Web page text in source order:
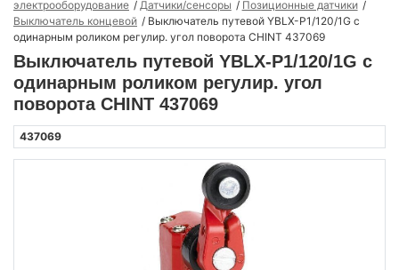
электрооборудование
Датчики/сенсоры
Позиционные датчики
Выключатель концевой
Выключатель путевой YBLX-P1/120/1G с
одинарным роликом регулир. угол поворота CHINT 437069
Выключатель путевой YBLX-P1/120/1G с
одинарным роликом регулир. угол
поворота CHINT 437069
437069